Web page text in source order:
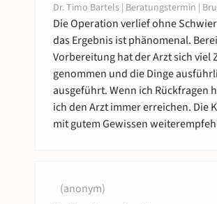
Dr. Timo Bartels | Beratungstermin |
Die Operation verlief ohne
das Ergebnis ist phänomenal.
Vorbereitung hat der Arzt sich viel
genommen und die Dinge
ausgeführt. Wenn ich Rückfragen
ich den Arzt immer erreichen. Die
mit gutem Gewissen
(anonym)